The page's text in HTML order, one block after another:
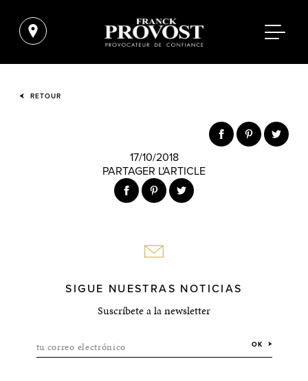
RETOUR
17/10/2018
PARTAGER L'ARTICLE
SIGUE NUESTRAS NOTICIAS
Suscríbete a la newsletter
tu correo electrónico OK